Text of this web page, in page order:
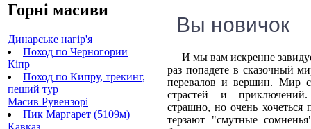
Горні масиви
Динарське нагір'я
Поход по Черногории
Кіпр
Поход по Кипру, трекинг,
пеший тур
Масив Рувензорі
Пик Маргарет (5109м)
Кавказ
Вы новичок
И мы вам искренне
раз попадете в сказочный
перевалов и вершин. Мир
страстей и
страшно, но очень хочеться
терзают "смутные